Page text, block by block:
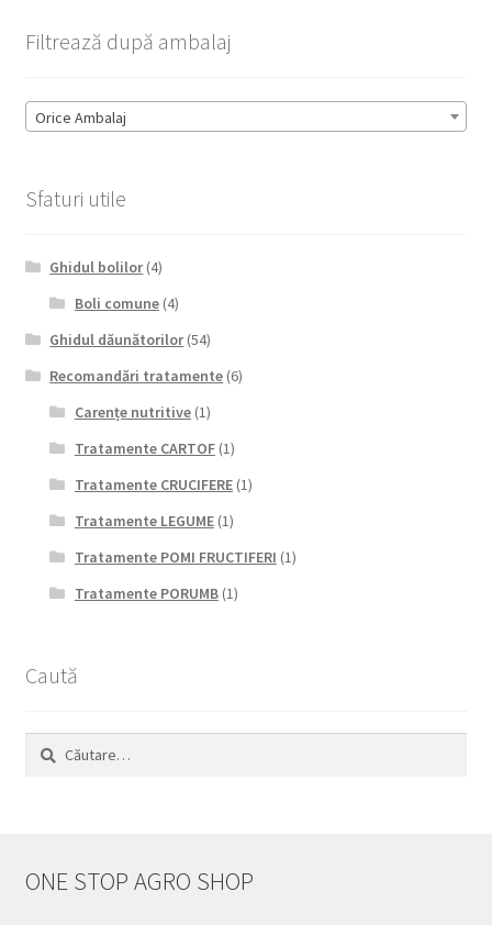
Filtrează după ambalaj
Orice Ambalaj
Sfaturi utile
Ghidul bolilor(4)
Boli comune(4)
Ghidul dăunătorilor(54)
Recomandări tratamente (6)
Carențe nutritive(1)
Tratamente CARTOF(1)
Tratamente CRUCIFERE(1)
Tratamente LEGUME(1)
Tratamente POMI FRUCTIFERI (1)
Tratamente PORUMB(1)
Caută
Caută
ONE STOP AGRO SHOP